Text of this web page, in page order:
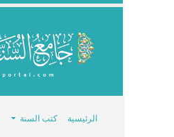
الرئيسية كتب السنة